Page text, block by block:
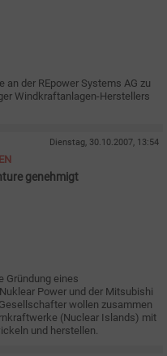
an der REpower Systems AG zu
Windkraftanlagen-Herstellers
Dienstag, 30.10.2007, 13:54
genehmigt
Gründung eines
Power und der Mitsubishi
wollen zusammen
(Nuclear Islands) mit
und herstellen.